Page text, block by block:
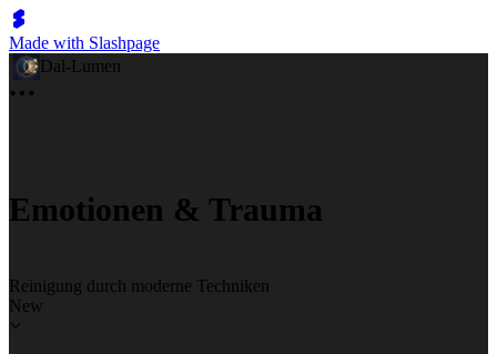
Made with Slashpage
Dal-Lumen
Emotionen & Trauma
Reinigung durch moderne Techniken
New